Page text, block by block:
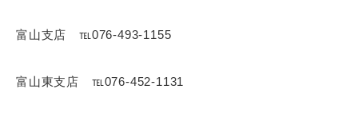
富山支店 ℡076-493-1155
富山東支店 ℡076-452-1131